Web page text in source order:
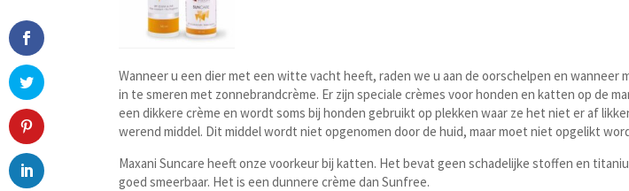
Wanneer u een dier met een witte vacht heeft, raden we u aan de oorschelpen en wanneer
in te smeren met zonnebrandcrème. Er zijn speciale crèmes voor honden en katten op de
een dikkere crème en wordt soms bij honden gebruikt op plekken waar ze het niet er af
werend middel. Dit middel wordt niet opgenomen door de huid, maar moet niet opgelikt
Maxani Suncare heeft onze voorkeur bij katten. Het bevat geen schadelijke stoffen en
goed smeerbaar. Het is een dunnere crème dan Sunfree.